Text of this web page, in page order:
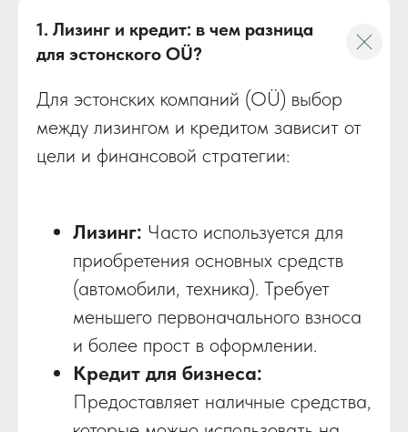
1. Лизинг и кредит: в чем разница
для эстонского OÜ?
Для эстонских компаний (OÜ) выбор
между лизингом и кредитом зависит от
цели и финансовой стратегии:
Лизинг: Часто используется для
приобретения основных средств
(автомобили, техника). Требует
меньшего первоначального взноса
и более прост в оформлении.
Кредит для бизнеса:
Предоставляет наличные средства,